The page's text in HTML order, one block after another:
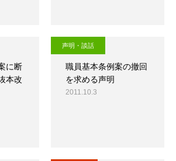
に断
本改
声明・談話
職員基本条例案の撤回
を求める声明
2011.10.3